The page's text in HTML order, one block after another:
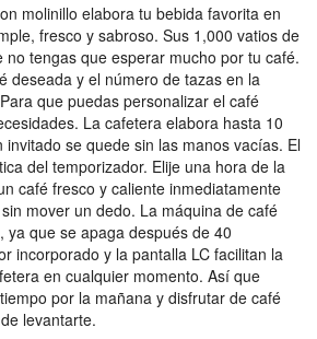
molinillo elabora tu bebida favorita en
fresco y sabroso. Sus 1,000 vatios de
no tengas que esperar mucho por tu café.
deseada y el número de tazas en la
que puedas personalizar el café
La cafetera elabora hasta 10
se quede sin las manos vacías. El
del temporizador. Elije una hora de la
café fresco y caliente inmediatamente
mover un dedo. La máquina de café
ya que se apaga después de 40
incorporado y la pantalla LC facilitan la
en cualquier momento. Así que
por la mañana y disfrutar de café
levantarte.